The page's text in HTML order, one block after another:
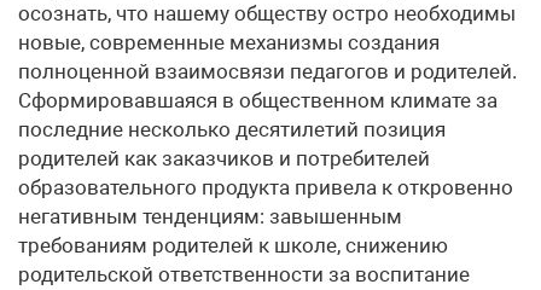
осознать, что нашему обществу остро необходимы
новые, современные механизмы создания
полноценной взаимосвязи педагогов и родителей.
Сформировавшаяся в общественном климате за
последние несколько десятилетий позиция
родителей как заказчиков и потребителей
образовательного продукта привела к откровенно
негативным тенденциям: завышенным
требованиям родителей к школе, снижению
родительской ответственности за воспитание